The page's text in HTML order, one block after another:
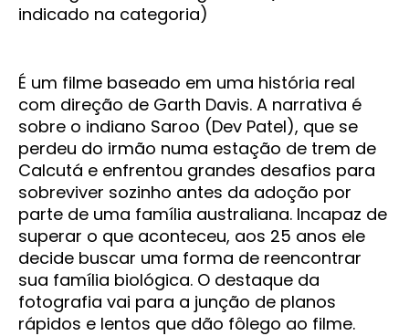
indicado na categoria)
É um filme baseado em uma história real
com direção de Garth Davis. A narrativa é
sobre o indiano Saroo (Dev Patel), que se
perdeu do irmão numa estação de trem de
Calcutá e enfrentou grandes desafios para
sobreviver sozinho antes da adoção por
parte de uma família australiana. Incapaz de
superar o que aconteceu, aos 25 anos ele
decide buscar uma forma de reencontrar
sua família biológica. O destaque da
fotografia vai para a junção de planos
rápidos e lentos que dão fôlego ao filme.